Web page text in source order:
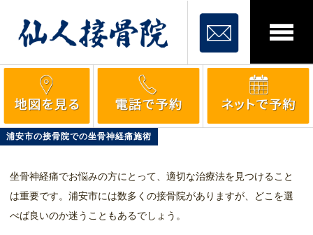
浦安市の接骨院での坐骨神経痛施術
坐骨神経痛でお悩みの方にとって、適切な治療法を見つけること
は重要です。浦安市には数多くの接骨院がありますが、どこを選
べば良いのか迷うこともあるでしょう。